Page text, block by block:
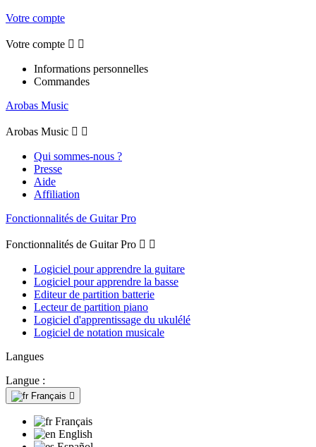
Votre compte
Votre compte  
Informations personnelles
Commandes
Arobas Music
Arobas Music  
Qui sommes-nous ?
Presse
Aide
Affiliation
Fonctionnalités de Guitar Pro
Fonctionnalités de Guitar Pro  
Logiciel pour apprendre la guitare
Logiciel pour apprendre la basse
Editeur de partition batterie
Lecteur de partition piano
Logiciel d'apprentissage du ukulélé
Logiciel de notation musicale
Langues
Langue :
Français 
Français
English